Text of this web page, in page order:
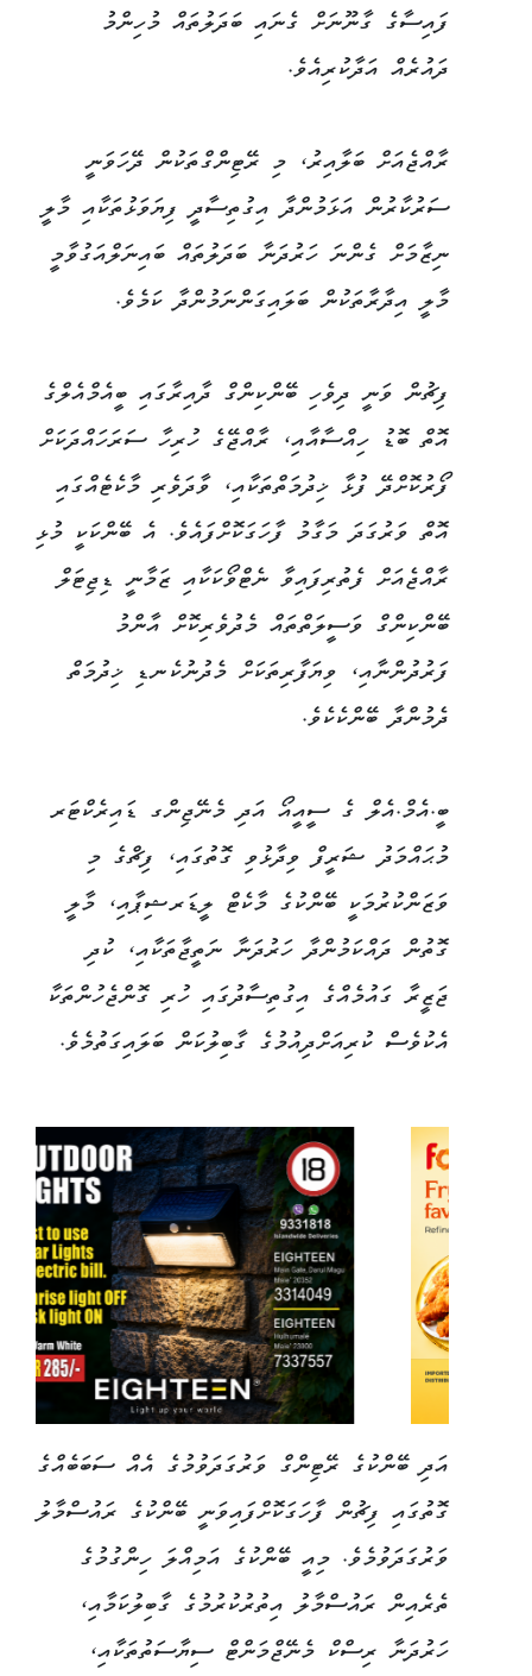
ފައިސާގެ ގާނޫނަށް ގެނައި ބަދަލުތައް މުހިންމު
ދައުރެއް އަދާކުރިއެވެ.
ރާއްޖެއަށް ބަލާއިރު، މި ރޭޓިންގްތަކުން ދޭހަވަނީ
ސަރުކާރުން އަޅަމުންދާ އިގުތިސާދީ ފިޔަވަޅުތަކާއި މާލީ
ނިޒާމަށް ގެންނަ ހަރުދަނާ ބަދަލުތައް ބައިނަލްއަގުވާމީ
މާލީ އިދާރާތަކުން ބަލައިގަންނަމުންދާ ކަމެވެ.
ފިޗުން ވަނީ ދިވެހި ބޭންކިންގް ދާއިރާގައި ބީއެމްއެލްގެ
އޮތް ބޮޑު ހިއްސާއާއި، ރާއްޖޭގެ ހުރިހާ ސަރަހައްދަކަށް
ފޯރުކޮށްދޭ ފުޅާ ޚިދުމަތްތަކާއި، ވާދަވެރި މާކެޓެއްގައި
އޮތް ވަރުގަދަ މަގާމު ފާހަގަކޮށްފައެވެ. އެ ބޭންކަކީ މުޅި
ރާއްޖެއަށް ފެތުރިފައިވާ ނެޓްވޯކަކާއި ޒަމާނީ ޑިޖިޓަލް
ބޭންކިންގް ވަސީލަތްތައް މެދުވެރިކޮށް އާންމު
ފަރުދުންނާއި، ވިޔަފާރިތަކަށް މެދުނުކެނޑި ޚިދުމަތް
ދެމުންދާ ބޭންކެކެވެ.
ބީ.އެމް.އެލް ގެ ސީއީއޯ އަދި މެނޭޖިންގ ޑައިރެކްޓަރ
މުޙައްމަދު ޝަރީފް ވިދާޅުވި ގޮތުގައި، ފިޗްގެ މި
ވަޒަންކުރުމަކީ ބޭންކުގެ މާކެޓް ލީޑަރޝިޕާއި، މާލީ
ގޮތުން ދައްކަމުންދާ ހަރުދަނާ ނަތީޖާތަކާއި، ކުދި
ޖަޒީރާ ގައުމެއްގެ އިގުތިސާދުގައި ހުރި ގޮންޖެހުންތަކާ
އެކުވެސް ކުރިއަށްދިއުމުގެ ގާބިލުކަން ބަލައިގަތުމެވެ.
އަދި ބޭންކުގެ ރޭޓިންގް ވަރުގަދަވުމުގެ އެއް ސަބަބެއްގެ
ގޮތުގައި ފިޗުން ފާހަގަކޮށްފައިވަނީ ބޭންކުގެ ރައުސްމާލު
ވަރުގަދަވުމެވެ. މިއީ ބޭންކުގެ އަމިއްލަ ހިންގުމުގެ
ތެރެއިން ރައުސްމާލު އިތުރުކުރުމުގެ ގާބިލުކަމާއި،
ހަރުދަނާ ރިސްކް މެނޭޖްމަންޓް ސިޔާސަތުތަކާއި،